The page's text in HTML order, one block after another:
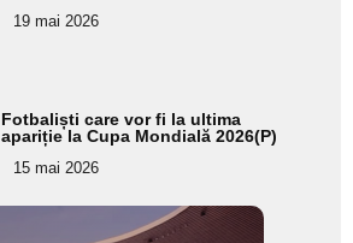
19 mai 2026
Fotbaliști care vor fi la ultima
apariție la Cupa Mondială 2026(P)
15 mai 2026